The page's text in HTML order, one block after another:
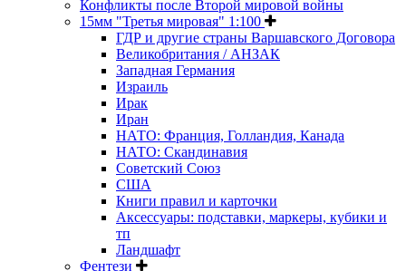
Конфликты после Второй мировой войны
15мм "Третья мировая" 1:100
ГДР и другие страны Варшавского Договора
Великобритания / АНЗАК
Западная Германия
Израиль
Ирак
Иран
НАТО: Франция, Голландия, Канада
НАТО: Скандинавия
Советский Союз
США
Книги правил и карточки
Аксессуары: подставки, маркеры, кубики и
тп
Ландшафт
Фентези